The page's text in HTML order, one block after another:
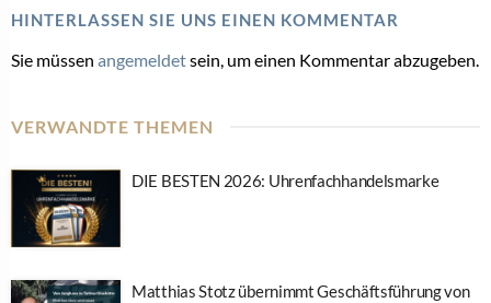
HINTERLASSEN SIE UNS EINEN KOMMENTAR
Sie müssen angemeldetsein, um einen Kommentar abzugeben.
VERWANDTE THEMEN
DIE BESTEN 2026: Uhrenfachhandelsmarke
Matthias Stotz übernimmt Geschäftsführung von